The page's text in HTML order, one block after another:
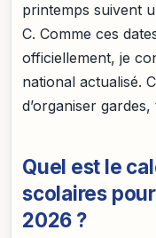
printemps suivent
C. Comme ces
officiellement, je
national actualisé.
d’organiser
Quel est le
scolaires
2026 ?